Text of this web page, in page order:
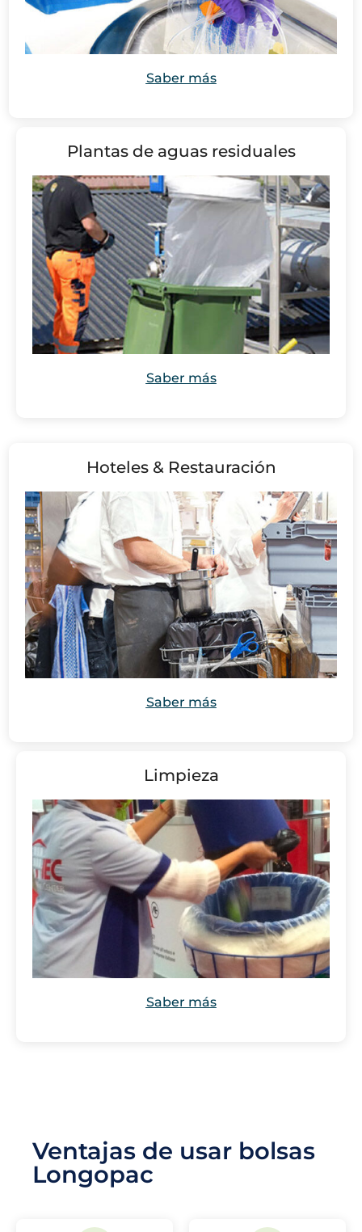
Saber más
Plantas de aguas residuales
Saber más
Hoteles & Restauración
Saber más
Limpieza
Saber más
Ventajas de usar bolsas
Longopac